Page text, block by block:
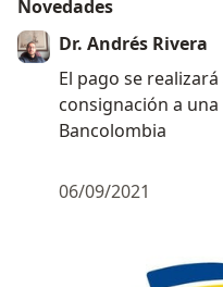
Novedades
Dr. Andrés Rivera
El pago se
consignación a
Bancolombia
06/09/2021